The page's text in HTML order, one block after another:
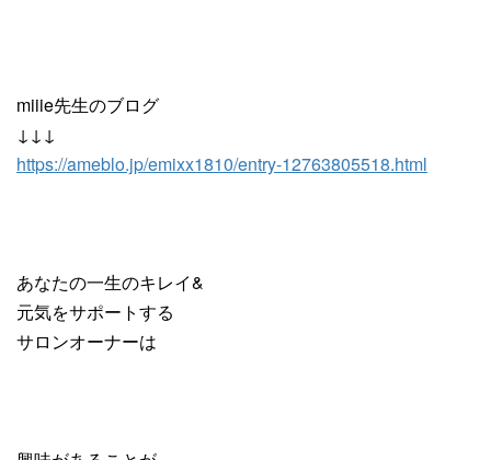
miiie先生のブログ
↓↓↓
https://ameblo.jp/emixx1810/entry-12763805518.html
あなたの一生のキレイ&
元気をサポートする
サロンオーナーは